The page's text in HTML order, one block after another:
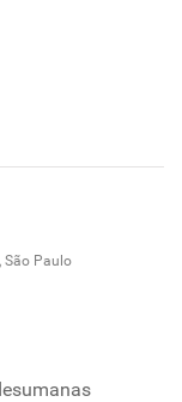
São Paulo